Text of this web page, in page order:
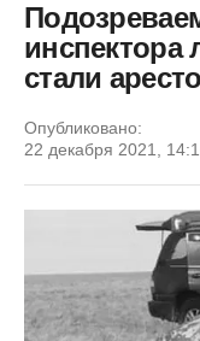
инспектора
стали
Опубликовано:
22 декабря 2021,